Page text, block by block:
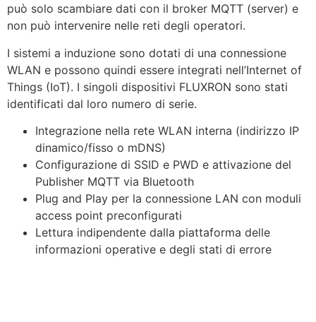
può solo scambiare dati con il broker MQTT (server) e
non può intervenire nelle reti degli operatori.
I sistemi a induzione sono dotati di una connessione
WLAN e possono quindi essere integrati nell’Internet of
Things (IoT). I singoli dispositivi FLUXRON sono stati
identificati dal loro numero di serie.
Integrazione nella rete WLAN interna (indirizzo IP
dinamico/fisso o mDNS)
Configurazione di SSID e PWD e attivazione del
Publisher MQTT via Bluetooth
Plug and Play per la connessione LAN con moduli
access point preconfigurati
Lettura indipendente dalla piattaforma delle
informazioni operative e degli stati di errore